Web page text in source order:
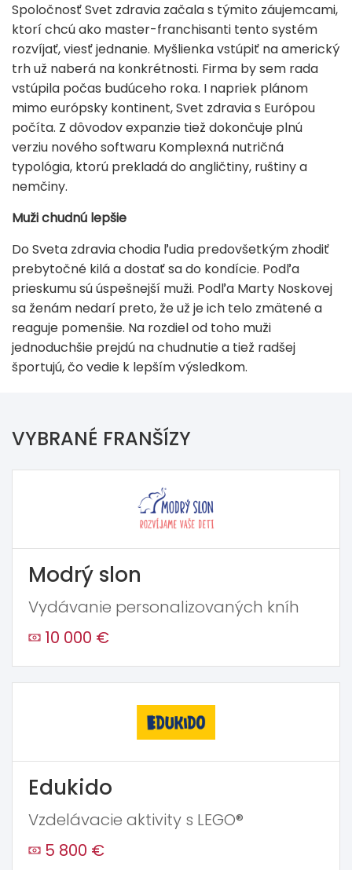
Spoločnosť Svet zdravia začala s týmito záujemcami,
ktorí chcú ako master-franchisanti tento systém
rozvíjať, viesť jednanie. Myšlienka vstúpiť na americký
trh už naberá na konkrétnosti. Firma by sem rada
vstúpila počas budúceho roka. I napriek plánom
mimo európsky kontinent, Svet zdravia s Európou
počíta. Z dôvodov expanzie tiež dokončuje plnú
verziu nového softwaru Komplexná nutričná
typológia, ktorú prekladá do angličtiny, ruštiny a
nemčiny.
Muži chudnú lepšie
Do Sveta zdravia chodia ľudia predovšetkým zhodiť
prebytočné kilá a dostať sa do kondície. Podľa
prieskumu sú úspešnejší muži. Podľa Marty Noskovej
sa ženám nedarí preto, že už je ich telo zmätené a
reaguje pomenšie. Na rozdiel od toho muži
jednoduchšie prejdú na chudnutie a tiež radšej
športujú, čo vedie k lepším výsledkom.
VYBRANÉ FRANŠÍZY
Modrý slon
Vydávanie personalizovaných kníh
10 000 €
Edukido
Vzdelávacie aktivity s LEGO®
5 800 €